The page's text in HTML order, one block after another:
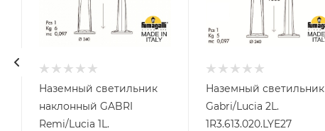
Наземный светильник
наклонный GABRI
Remi/Lucia 1L.
Наземный светильник
Gabri/Lucia 2L.
1R3.613.020.LYE27